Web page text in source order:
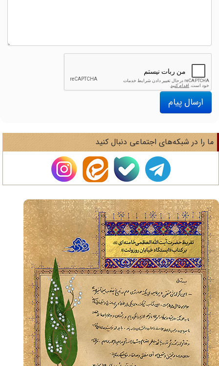
ارسال پیام
را در شبکه‌های اجتماعی دنبال کنید